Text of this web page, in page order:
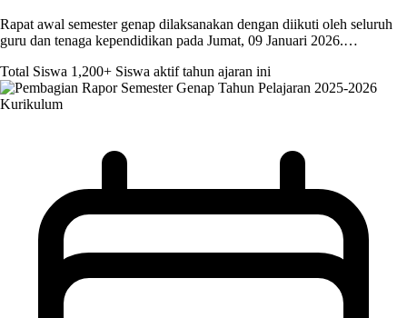
Rapat awal semester genap dilaksanakan dengan diikuti oleh seluruh
guru dan tenaga kependidikan pada Jumat, 09 Januari 2026.…
Total Siswa 1,200+ Siswa aktif tahun ajaran ini
Kurikulum